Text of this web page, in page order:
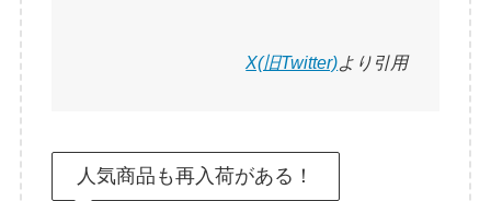
X(旧Twitter)より引用
人気商品も再入荷がある！